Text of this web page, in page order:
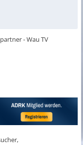
- Wau TV